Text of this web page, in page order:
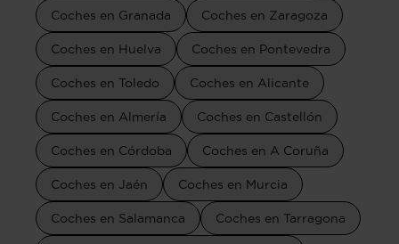
Coches en Granada Coches en Zaragoza
Coches en Huelva Coches en Pontevedra
Coches en Toledo Coches en Alicante
Coches en Almería Coches en Castellón
Coches en Córdoba Coches en A Coruña
Coches en Jaén Coches en Murcia
Coches en Salamanca Coches en Tarragona